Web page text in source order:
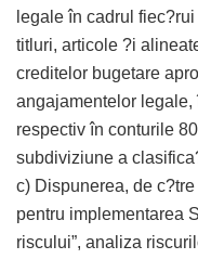
legale în cadrul
titluri, articole ?i
creditelor bugetare
angajamentelor
respectiv în conturile
subdiviziune a
c) Dispunerea, de
pentru implementarea
riscului”, analiza